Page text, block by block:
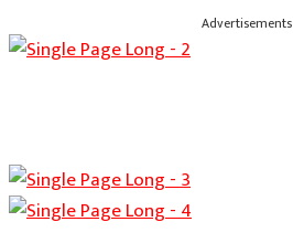
Advertisements